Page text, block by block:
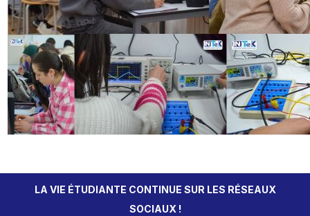
LA VIE ÉTUDIANTE CONTINUE SUR LES RÉSEAUX
SOCIAUX !